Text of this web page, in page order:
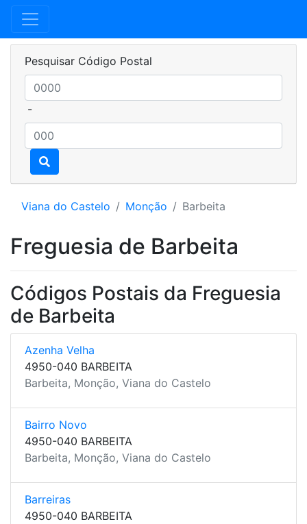
Pesquisar Código Postal
-
Viana do Castelo Monção Barbeita
Freguesia de Barbeita
Códigos Postais da Freguesia
de Barbeita
Azenha Velha
4950-040 BARBEITA
Barbeita, Monção, Viana do Castelo
Bairro Novo
4950-040 BARBEITA
Barbeita, Monção, Viana do Castelo
Barreiras
4950-040 BARBEITA